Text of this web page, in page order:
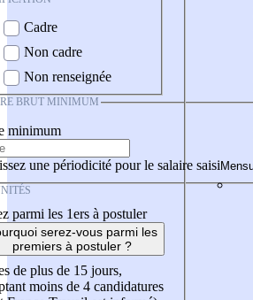
Cadre
Non cadre
Non renseignée
BRUT MINIMUM
minimum
une périodicité pour le salaire saisi
parmi les 1ers à postuler
serez-vous parmi les
premiers à postuler ?
de plus de 15 jours,
moins de 4 candidatures